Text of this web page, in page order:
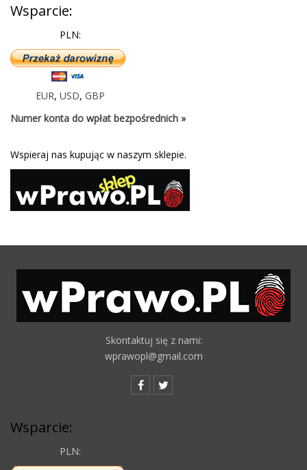
Wsparcie:
PLN:
EUR, USD, GBP
Numer konta do wpłat bezpośrednich »
Wspieraj nas kupując w naszym sklepie.
Skontaktuj się z nami:
wprawopl@gmail.com
Wsparcie:
PLN: